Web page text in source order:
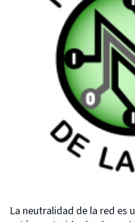
La neutralidad de la red es